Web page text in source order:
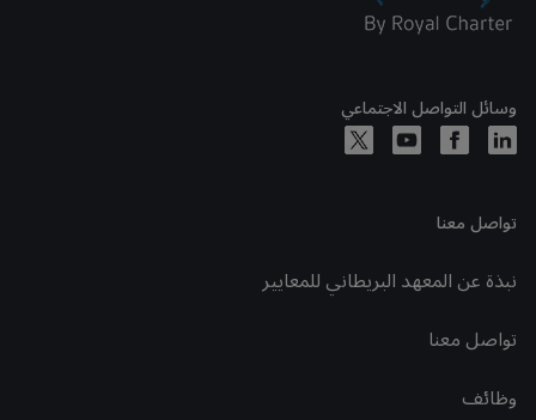
وسائل التواصل الاجتماعي
تواصل معنا
نبذة عن المعهد البريطاني للمعايير
تواصل معنا
وظائف